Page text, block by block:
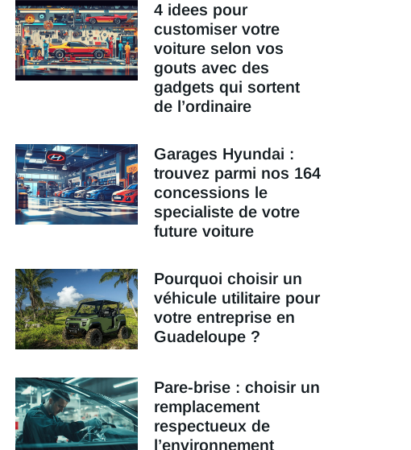
4 idees pour
customiser votre
voiture selon vos
gouts avec des
gadgets qui sortent
de l’ordinaire
Garages Hyundai :
trouvez parmi nos 164
concessions le
specialiste de votre
future voiture
Pourquoi choisir un
véhicule utilitaire pour
votre entreprise en
Guadeloupe ?
Pare-brise : choisir un
remplacement
respectueux de
l’environnement